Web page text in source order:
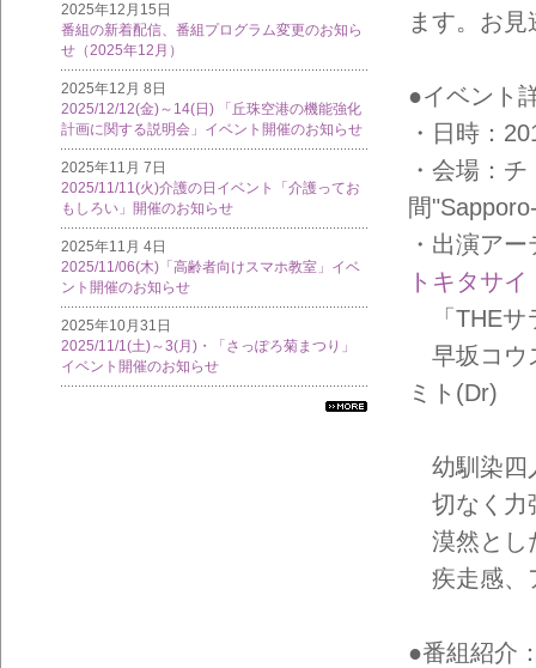
2025年12月15日
番組の新着配信、番組プログラム変更のお知ら
せ（2025年12月）
2025年12月 8日
2025/12/12(金)～14(日) 「丘珠空港の機能強化
計画に関する説明会」イベント開催のお知らせ
2025年11月 7日
2025/11/11(火)介護の日イベント「介護ってお
もしろい」開催のお知らせ
2025年11月 4日
2025/11/06(木)「高齢者向けスマホ教室」イベ
ント開催のお知らせ
2025年10月31日
2025/11/1(土)～3(月)・「さっぽろ菊まつり」
イベント開催のお知らせ
ます。お
●イベント
・日時：
・会場：
間
・出演ア
トキタサイ
「THEサ
早坂コウ
ミト(Dr)
幼馴染四
切なく力
漠然とし
疾走感、
●番組紹介